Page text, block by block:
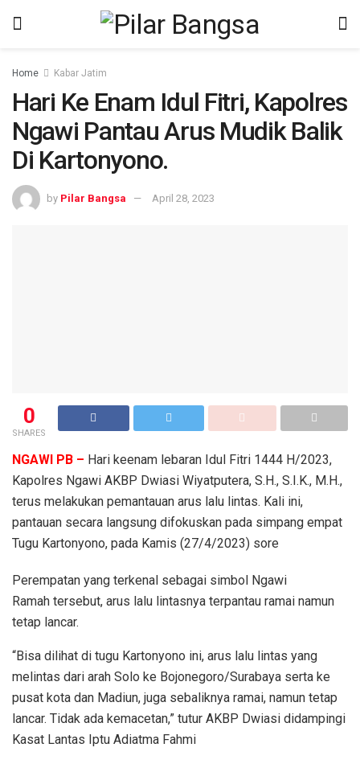
Home Kabar Jatim
Hari Ke Enam Idul Fitri, Kapolres
Ngawi Pantau Arus Mudik Balik
Di Kartonyono.
by Pilar Bangsa April 28, 2023
0
SHARES
NGAWI PB – Hari keenam lebaran Idul Fitri 1444 H/2023,
Kapolres Ngawi AKBP Dwiasi Wiyatputera, S.H., S.I.K., M.H.,
terus melakukan pemantauan arus lalu lintas. Kali ini,
pantauan secara langsung difokuskan pada simpang empat
Tugu Kartonyono, pada Kamis (27/4/2023) sore
Perempatan yang terkenal sebagai simbol Ngawi
Ramah tersebut, arus lalu lintasnya terpantau ramai namun
tetap lancar.
“Bisa dilihat di tugu Kartonyono ini, arus lalu lintas yang
melintas dari arah Solo ke Bojonegoro/Surabaya serta ke
pusat kota dan Madiun, juga sebaliknya ramai, namun tetap
lancar. Tidak ada kemacetan,” tutur AKBP Dwiasi didampingi
Kasat Lantas Iptu Adiatma Fahmi